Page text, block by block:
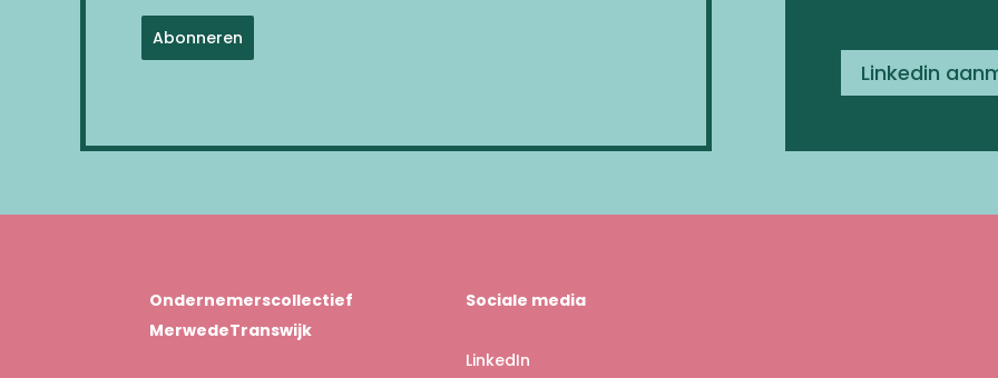
Abonneren
Linkedin
Ondernemerscollectief
MerwedeTranswijk
Sociale media
LinkedIn